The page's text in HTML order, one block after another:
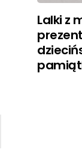
Lalki z